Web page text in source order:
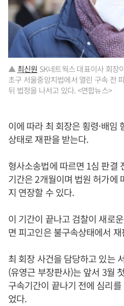
▲최신원 SK네트웍스 대표이사 회장
초구 서울중앙지법에서 열린 구속 전
뒤 법정을 나서고 있다. <연합뉴스>
이에 따라 최 회장은 횡령·배임
상태로 재판을 받는다.
형사소송법에 따르면 1심 판결
기간은 2개월이며 법원 허가에
지 연장할 수 있다.
이 기간이 끝나고 검찰이 새로
면 피고인은 불구속상태에서
최 회장 사건을 담당하고 있는
(유영근 부장판사)는 앞서 3월
구속기간이 끝나기 전에 심리
었다.